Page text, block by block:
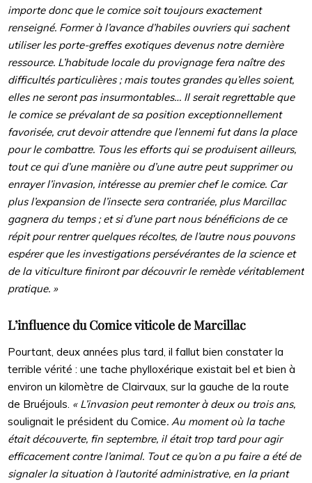
importe donc que le comice soit toujours exactement
renseigné. Former à l’avance d’habiles ouvriers qui sachent
utiliser les porte-greffes exotiques devenus notre dernière
ressource. L’habitude locale du provignage fera naître des
difficultés particulières ; mais toutes grandes qu’elles soient,
elles ne seront pas insurmontables… Il serait regrettable que
le comice se prévalant de sa position exceptionnellement
favorisée, crut devoir attendre que l’ennemi fut dans la place
pour le combattre. Tous les efforts qui se produisent ailleurs,
tout ce qui d’une manière ou d’une autre peut supprimer ou
enrayer l’invasion, intéresse au premier chef le comice. Car
plus l’expansion de l’insecte sera contrariée, plus Marcillac
gagnera du temps ; et si d’une part nous bénéficions de ce
répit pour rentrer quelques récoltes, de l’autre nous pouvons
espérer que les investigations persévérantes de la science et
de la viticulture finiront par découvrir le remède véritablement
pratique. »
L’influence du Comice viticole de Marcillac
Pourtant, deux années plus tard, il fallut bien constater la
terrible vérité : une tache phylloxérique existait bel et bien à
environ un kilomètre de Clairvaux, sur la gauche de la route
de Bruéjouls. « L’invasion peut remonter à deux ou trois ans,
soulignait le président du Comice. Au moment où la tache
était découverte, fin septembre, il était trop tard pour agir
efficacement contre l’animal. Tout ce qu’on a pu faire a été de
signaler la situation à l’autorité administrative, en la priant